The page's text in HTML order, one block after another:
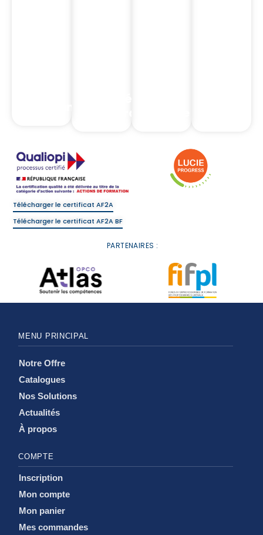
Télécharger le certificat AF2A
Télécharger le certificat AF2A BF
PARTENAIRES :
MENU PRINCIPAL
Notre Offre
Catalogues
Nos Solutions
Actualités
À propos
COMPTE
Inscription
Mon compte
Mon panier
Mes commandes